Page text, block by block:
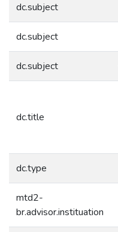
dc.subject
dc.subject
dc.subject
dc.title
dc.type
mtd2-
br.advisor.instituation